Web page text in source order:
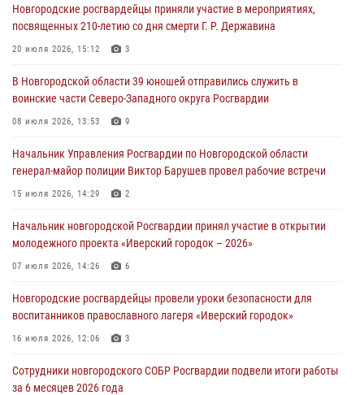
В Великом Новгороде сотрудники центра лицензионно-
разрешительной работы Росгвардии провели телефонную «горячую
30 июля 2026, 14:36 1
Новгородские росгвардейцы рассказали о службе детям из летнего
30 июля 2026, 08:40 5
Новгородские росгвардейцы задержали мужчину
Телесюжет в программе "Новгородское областное телевидение.
Новости часа." от 29 июля 2026 года. Новгородские призывники
29 июля 2026, 12:54 1
Новгородские росгвардейцы приняли участие в мероприятиях,
посвященных 210-летию со дня смерти Г. Р. Державина
20 июля 2026, 15:12 3
В Новгородской области 39 юношей отправились служить в
воинские части Северо-Западного округа Росгвардии
08 июля 2026, 13:53 9
Начальник Управления Росгвардии по Новгородской области
генерал-майор полиции Виктор Барушев провел рабочие встречи
15 июля 2026, 14:29 2
Начальник новгородской Росгвардии принял участие в открытии
молодежного проекта «Иверский городок – 2026»
07 июля 2026, 14:26 6
Новгородские росгвардейцы провели уроки безопасности для
воспитанников православного лагеря «Иверский городок»
16 июля 2026, 12:06 3
Сотрудники новгородского СОБР Росгвардии подвели итоги работы
за 6 месяцев 2026 года